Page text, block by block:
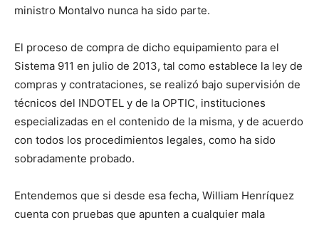
ministro Montalvo nunca ha sido parte.
El proceso de compra de dicho equipamiento para el
Sistema 911 en julio de 2013, tal como establece la ley de
compras y contrataciones, se realizó bajo supervisión de
técnicos del INDOTEL y de la OPTIC, instituciones
especializadas en el contenido de la misma, y de acuerdo
con todos los procedimientos legales, como ha sido
sobradamente probado.
Entendemos que si desde esa fecha, William Henríquez
cuenta con pruebas que apunten a cualquier mala